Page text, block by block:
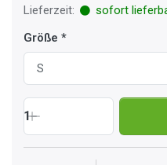
Lieferzeit:
sofort
Größe
1